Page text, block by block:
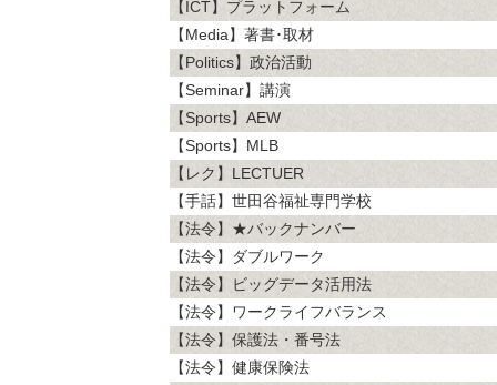
【ICT】プラットフォーム
【Media】著書･取材
【Politics】政治活動
【Seminar】講演
【Sports】AEW
【Sports】MLB
【レク】LECTUER
【手話】世田谷福祉専門学校
【法令】★バックナンバー
【法令】ダブルワーク
【法令】ビッグデータ活用法
【法令】ワークライフバランス
【法令】保護法・番号法
【法令】健康保険法